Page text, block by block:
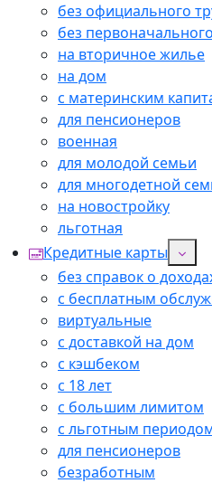
без официального
без
на вторичное жилье
на дом
с материнским
для пенсионеров
военная
для молодой семьи
для многодетной
на новостройку
льготная
Кредитные карты
без справок о
с бесплатным
виртуальные
с доставкой на дом
с кэшбеком
с 18 лет
с большим лимитом
с льготным
для пенсионеров
безработным